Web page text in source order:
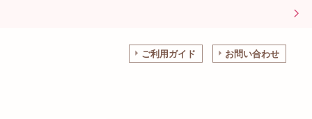
ご利用ガイド お問い合わせ